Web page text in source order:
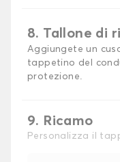
8. Tallone di
Aggiungete un
tappetino del
protezione.
9. Ricamo
Personalizza il